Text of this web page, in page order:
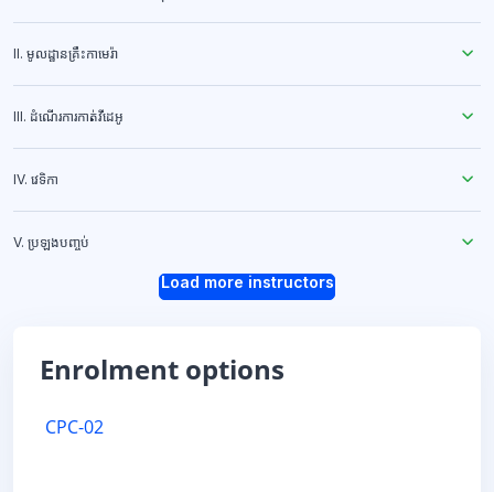
II. មូលដ្ឋានគ្រឹះកាមេរ៉ា
III. ដំណើរការកាត់វីដេអូ
IV. វេទិកា
V. ប្រឡងបញ្ចប់
Load more instructors
Enrolment options
CPC-02